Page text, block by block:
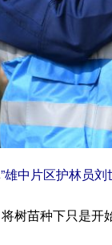
雄中片区护林员
树苗种下只是开